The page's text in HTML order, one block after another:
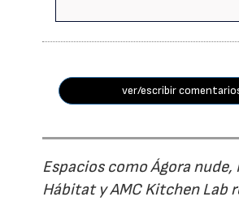
ver/escribir
Espacios como Ágora nude,
Hábitat y AMC Kitchen Lab